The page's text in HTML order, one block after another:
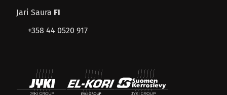
Jari Saura FI
+358 44 0520 917